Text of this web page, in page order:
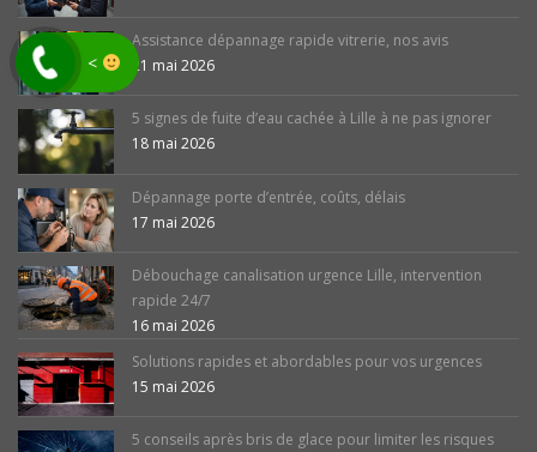
Assistance dépannage rapide vitrerie, nos avis
21 mai 2026
5 signes de fuite d’eau cachée à Lille à ne pas ignorer
18 mai 2026
Dépannage porte d’entrée, coûts, délais
17 mai 2026
Débouchage canalisation urgence Lille, intervention
rapide 24/7
16 mai 2026
Solutions rapides et abordables pour vos urgences
15 mai 2026
5 conseils après bris de glace pour limiter les risques
<